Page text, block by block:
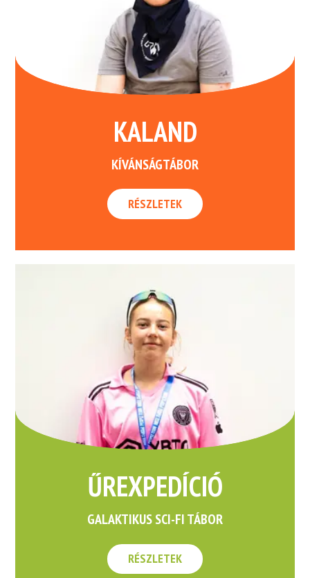
KALAND
KÍVÁNSÁGTÁBOR
RÉSZLETEK
ŰREXPEDÍCIÓ
GALAKTIKUS SCI-FI TÁBOR
RÉSZLETEK